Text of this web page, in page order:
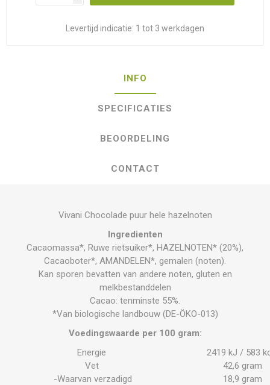
Levertijd indicatie: 1 tot 3 werkdagen
INFO
SPECIFICATIES
BEOORDELING
CONTACT
Vivani Chocolade puur hele hazelnoten
Ingredienten
Cacaomassa*, Ruwe rietsuiker*, HAZELNOTEN* (20%),
Cacaoboter*, AMANDELEN*, gemalen (noten).
Kan sporen bevatten van andere noten, gluten en
melkbestanddelen
Cacao: tenminste 55%.
*Van biologische landbouw (DE-ÖKO-013)
Voedingswaarde per 100 gram:
Energie
2419 kJ / 583
Vet
42,6 gram
-Waarvan verzadigd
18,9 gram